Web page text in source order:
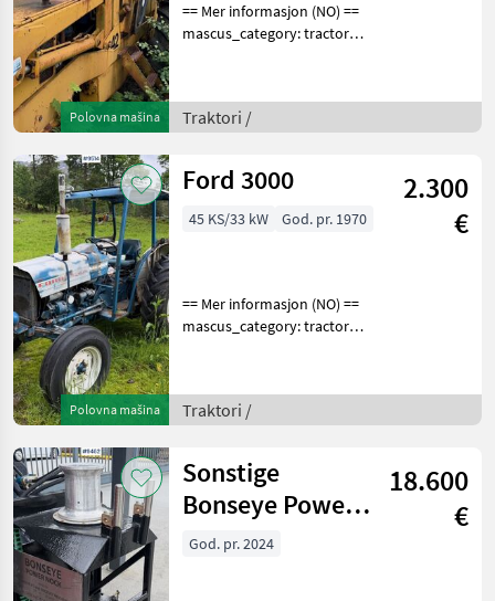
Polovna mašina
== Mer informasjon (NO) ==
mascus_category: tractors
See
en.landbrukssalg.no/9496
Specification
Traktori /
Polovna mašina
Ford 3000
2.300
€
45 KS/33 kW God. pr. 1970
== Mer informasjon (NO) ==
mascus_category: tractors
See
en.landbrukssalg.no/9514
Specification
Traktori /
Sonstige
Bonseye Power
Nock
18.600
€
God. pr. 2024